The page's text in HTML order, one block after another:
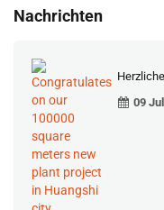
Nachrichten
09